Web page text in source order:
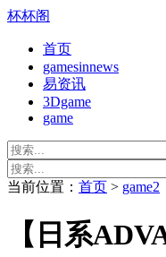
杯杯阁
首页
gamesinnews
易资讯
3Dgame
game
当前位置： 首页 > game2
【日系